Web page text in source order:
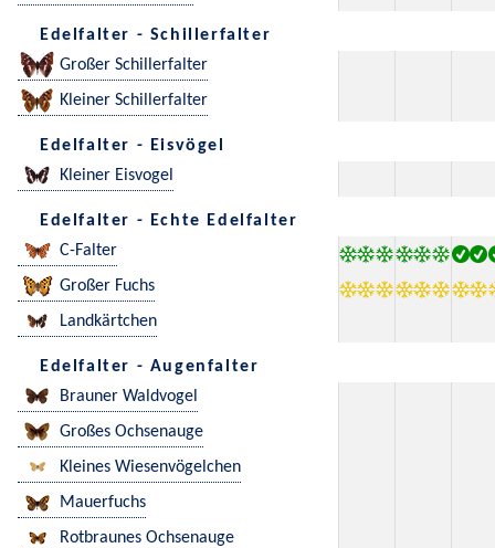
Edelfalter - Schillerfalter
Großer Schillerfalter
Kleiner Schillerfalter
Edelfalter - Eisvögel
Kleiner Eisvogel
Edelfalter - Echte Edelfalter
C-Falter
Großer Fuchs
Landkärtchen
Edelfalter - Augenfalter
Brauner Waldvogel
Großes Ochsenauge
Kleines Wiesenvögelchen
Mauerfuchs
Rotbraunes Ochsenauge